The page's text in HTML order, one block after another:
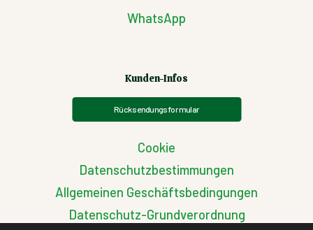
WhatsApp
Kunden-Infos
Rücksendungsformular
Cookie
Datenschutzbestimmungen
Allgemeinen Geschäftsbedingungen
Datenschutz-Grundverordnung